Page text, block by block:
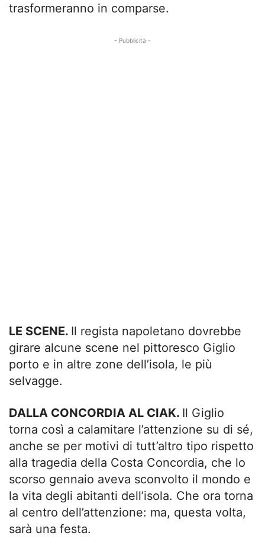
trasformeranno in comparse.
- Pubblicità -
LE SCENE. Il regista napoletano dovrebbe
girare alcune scene nel pittoresco Giglio
porto e in altre zone dell’isola, le più
selvagge.
DALLA CONCORDIA AL CIAK. Il Giglio
torna così a calamitare l’attenzione su di sé,
anche se per motivi di tutt’altro tipo rispetto
alla tragedia della Costa Concordia, che lo
scorso gennaio aveva sconvolto il mondo e
la vita degli abitanti dell’isola. Che ora torna
al centro dell’attenzione: ma, questa volta,
sarà una festa.